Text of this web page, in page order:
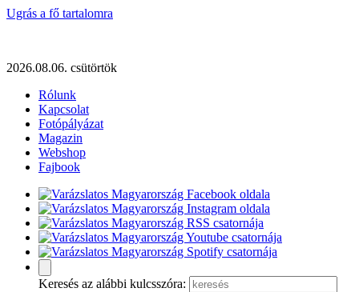
Ugrás a fő tartalomra
2026.08.06. csütörtök
Rólunk
Kapcsolat
Fotópályázat
Magazin
Webshop
Fajbook
Keresés az alábbi kulcsszóra: